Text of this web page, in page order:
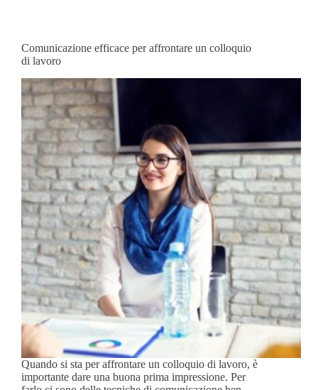
Comunicazione efficace per affrontare un colloquio
di lavoro
Quando si sta per affrontare un colloquio di lavoro, è
importante dare una buona prima impressione. Per